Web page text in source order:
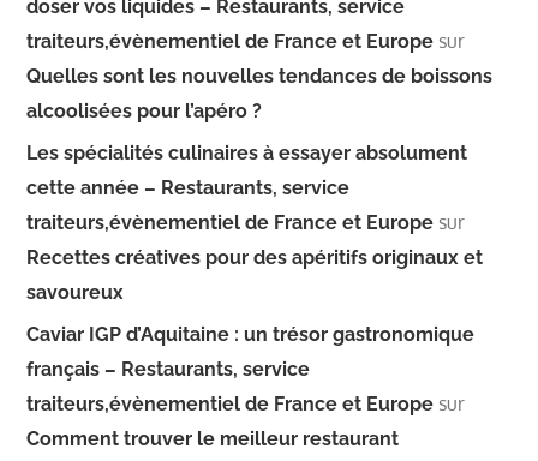
doser vos liquides – Restaurants, service
traiteurs,évènementiel de France et Europe sur
Quelles sont les nouvelles tendances de boissons
alcoolisées pour l’apéro ?
Les spécialités culinaires à essayer absolument
cette année – Restaurants, service
traiteurs,évènementiel de France et Europe sur
Recettes créatives pour des apéritifs originaux et
savoureux
Caviar IGP d’Aquitaine : un trésor gastronomique
français – Restaurants, service
traiteurs,évènementiel de France et Europe sur
Comment trouver le meilleur restaurant